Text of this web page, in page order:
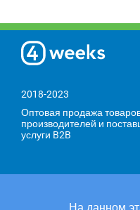
На данном
2018-2023
Оптовая продажа
производителей и
услуги B2B